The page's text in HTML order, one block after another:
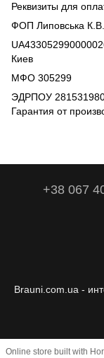
Реквизиты для
ФОП Липовська К.В.
Киев
МФО 305299
ЭДРПОУ
Гарантия от
+38 067
Brauni.com.ua -
Online store built with